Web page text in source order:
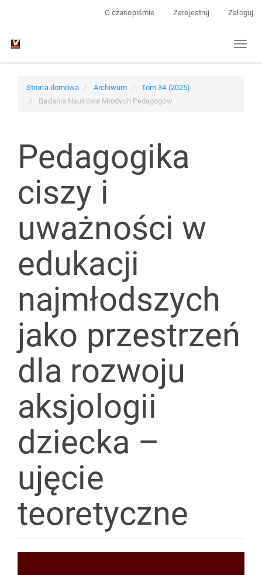
O czasopiśmie Zarejestruj Zaloguj
Toggle
Strona domowa Archiwum
Tom 34 (2025)
Badania Naukowe Młodych Pedagogów
Pedagogika
ciszy i
uważności w
edukacji
najmłodszych
jako przestrzeń
dla rozwoju
aksjologii
dziecka –
ujęcie
teoretyczne